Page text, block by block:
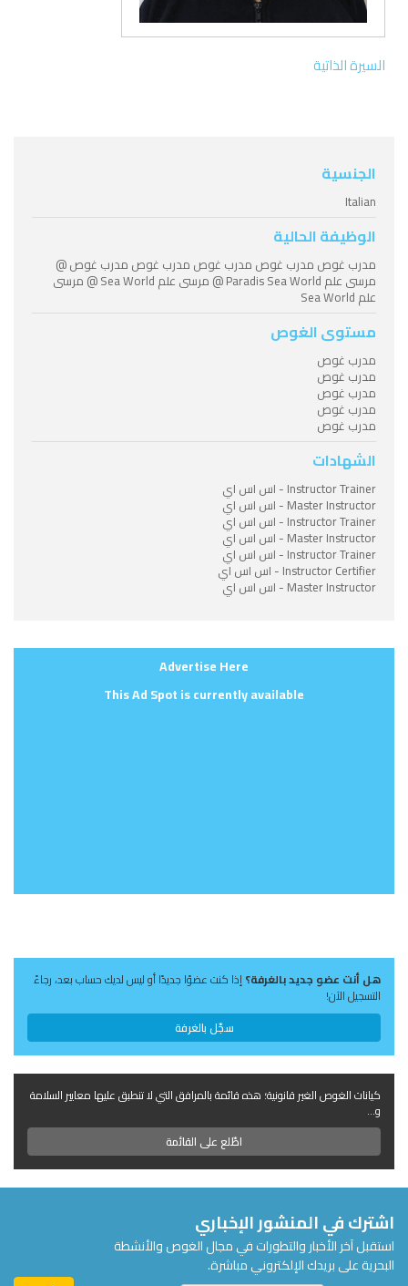
السيرة الذاتية
الجنسية
Italian
الوظيفة الحالية
مدرب غوص مدرب غوص مدرب غوص مدرب غوص مدرب غوص @
مرسى علم Paradis Sea World @ مرسى علم Sea World @ مرسى
علم Sea World
مستوى الغوص
مدرب غوص
مدرب غوص
مدرب غوص
مدرب غوص
مدرب غوص
الشهادات
Instructor Trainer - اس اس اي
Master Instructor - اس اس اي
Instructor Trainer - اس اس اي
Master Instructor - اس اس اي
Instructor Trainer - اس اس اي
Instructor Certifier - اس اس اي
Master Instructor - اس اس اي
Advertise Here
This Ad Spot is currently available
هل أنت عضو جديد بالغرفة؟إذا كنت عضوًا جديدًا أو ليس لديك حساب بعد، رجاءً
التسجيل الآن!
سجّل بالغرفة
كيانات الغوص الغير قانونية؛ هذه قائمة بالمرافق التي لا تنطبق عليها معايير السلامة
و...
اطّلع على القائمة
اشترك في المنشور الإخباري
استقبل آخر الأخبار والتطورات في مجال الغوص والأنشطة
البحرية على بريدك الإلكتروني مباشرة.